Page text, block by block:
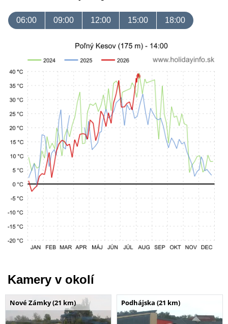
06:00 09:00 12:00 15:00 18:00
Kamery v okolí
Nové Zámky (21 km) Podhájska (21 km)